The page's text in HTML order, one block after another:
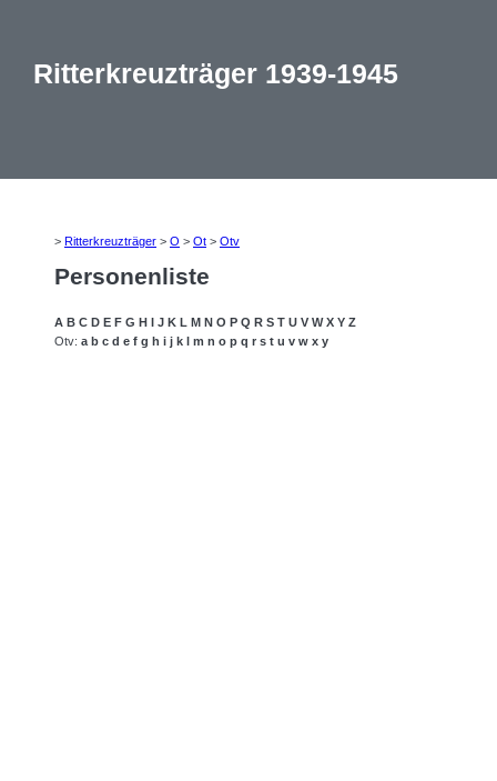
Ritterkreuzträger 1939-1945
> Ritterkreuzträger > O > Ot > Otv
Personenliste
A B C D E F G H I J K L M N O P Q R S T U V W X Y Z
Otv: a b c d e f g h i j k l m n o p q r s t u v w x y